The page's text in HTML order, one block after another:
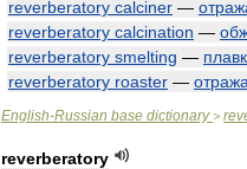
reverberatory calciner —
reverberatory calcination —
reverberatory smelting —
reverberatory roaster —
English-Russian base dictionary >
reverberatory